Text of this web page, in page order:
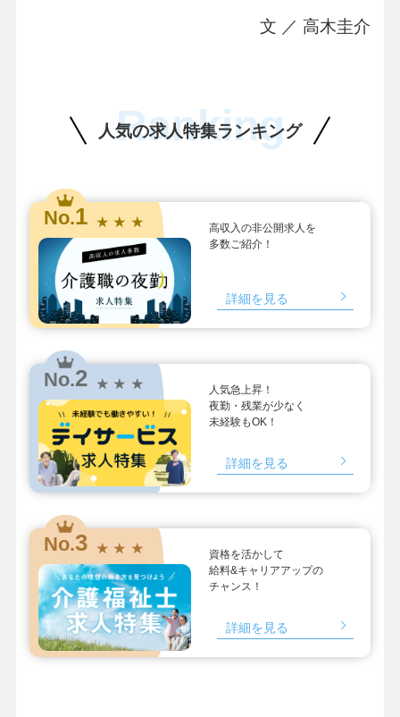
文 ／ 高木圭介
人気の求人特集ランキング
Ranking
No.1 ★ ★ ★
高収入の非公開求人を
多数ご紹介！
詳細を見る
No.2 ★ ★ ★
人気急上昇！
夜勤・残業が少なく
未経験もOK！
詳細を見る
No.3 ★ ★ ★
資格を活かして
給料&キャリアアップの
チャンス！
詳細を見る